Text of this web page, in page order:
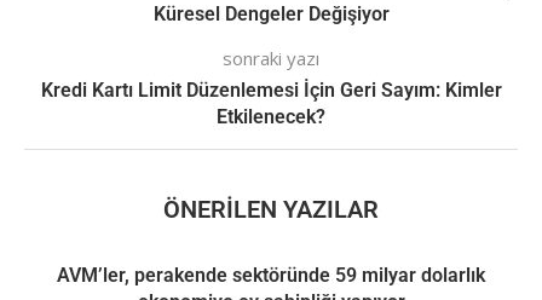
Küresel Dengeler Değişiyor
sonraki yazı
Kredi Kartı Limit Düzenlemesi İçin Geri Sayım: Kimler
Etkilenecek?
ÖNERILEN YAZILAR
AVM’ler, perakende sektöründe 59 milyar dolarlık